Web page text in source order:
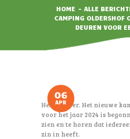
HOME ALLE
CAMPING OLDERSHOF
DEUREN VOOR
06
APR
Het is zover. Het nieuwe
voor het jaar 2024 is
zien en te horen dat
zin in heeft.